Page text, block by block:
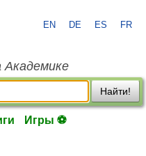
EN DE ES FR
Академике
Найти!
Игры ⚽